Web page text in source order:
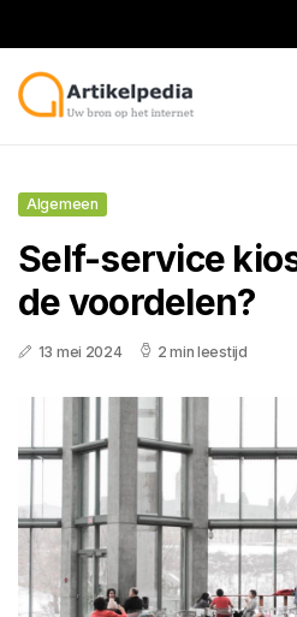
Algemeen
Self-service
de voordelen?
13 mei 2024 2 min leestijd